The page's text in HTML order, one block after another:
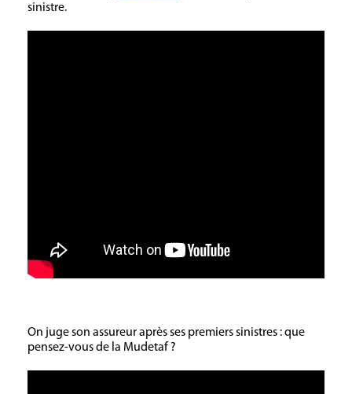
sinistre.
On juge son assureur après ses premiers sinistres : que
pensez-vous de la Mudetaf ?